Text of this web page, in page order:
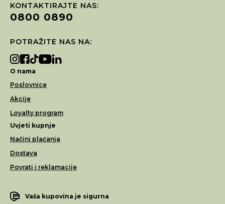
KONTAKTIRAJTE NAS:
0800 0890
POTRAŽITE NAS NA:
O nama
Poslovnice
Akcije
Loyalty program
Uvjeti kupnje
Načini plaćanja
Dostava
Povrati i reklamacije
Vaša kupovina je sigurna